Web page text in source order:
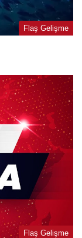
Flaş Gelişme
Flaş Gelişme